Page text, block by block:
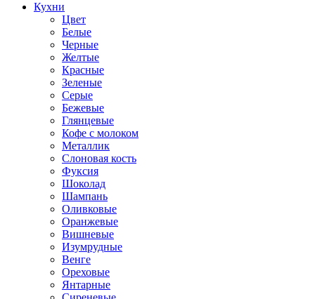
Кухни
Цвет
Белые
Черные
Желтые
Красные
Зеленые
Серые
Бежевые
Глянцевые
Кофе с молоком
Металлик
Слоновая кость
Фуксия
Шоколад
Шампань
Оливковые
Оранжевые
Вишневые
Изумрудные
Венге
Ореховые
Янтарные